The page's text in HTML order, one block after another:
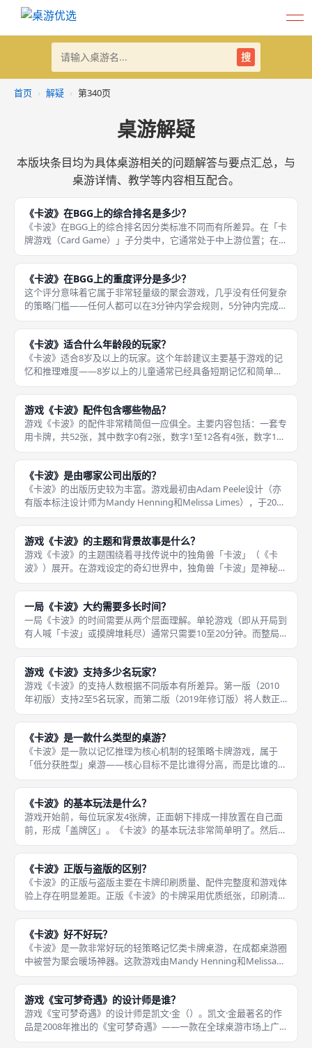
搜
首页 › 解疑 › 第340页
桌游解疑
本版块条目均为具体桌游相关的问题解答与要点汇总，与
桌游详情、教学等内容相互配合。
《卡波》在BGG上的综合排名是多少？
《卡波》在BGG上的综合排名因分类标准不同而有所差异。在「卡
牌游戏（Card Game）」子分类中，它通常处于中上游位置；在
「聚会游戏（Party Game）」子分类中也是常客。 由于BGG的排
名会随着新游戏不断上线而动态变化，具体数字每年
《卡波》在BGG上的重度评分是多少？
这个评分意味着它属于非常轻量级的聚会游戏，几乎没有任何复杂
的策略门槛——任何人都可以在3分钟内学会规则，5分钟内完成第
一局。《卡波》在BGG上的策略重度评分（Weight）通常在1.0至
1.5之间（满分为5）。 BGG的重度评分用于衡量一款
《卡波》适合什么年龄段的玩家？
《卡波》适合8岁及以上的玩家。这个年龄建议主要基于游戏的记
忆和推理难度——8岁以上的儿童通常已经具备短期记忆和简单数
字运算能力，能够在成人指导下掌握游戏规则。 游戏本身没有过
多的文字阅读需求，卡牌上的特殊能力通过图标表达（眼睛图标代
表偷看、
游戏《卡波》配件包含哪些物品？
游戏《卡波》的配件非常精简但一应俱全。主要内容包括：一套专
用卡牌，共52张，其中数字0有2张，数字1至12各有4张，数字13
有2张。此外，第二版《卡波》还额外包含一本计分纸
（Scorepad）和4张玩家参考卡（Player Referenc
《卡波》是由哪家公司出版的？
《卡波》的出版历史较为丰富。游戏最初由Adam Peele设计（亦
有版本标注设计师为Mandy Henning和Melissa Limes），于2010
年首次出版。 初版由Eventide Games和Smiling Monster Gam
游戏《卡波》的主题和背景故事是什么？
游戏《卡波》的主题围绕着寻找传说中的独角兽「卡波」（《卡
波》）展开。在游戏设定的奇幻世界中，独角兽「卡波」是神秘而
令人向往的存在，它行踪不定，只有最接近它的人才能一睹真容。
每次喊出「卡波」，就是你自信地宣称自己已经足够接近独角兽，
准备结束
一局《卡波》大约需要多长时间？
一局《卡波》的时间需要从两个层面理解。单轮游戏（即从开局到
有人喊「卡波」或摸牌堆耗尽）通常只需要10至20分钟。而整局
游戏由多轮累计计分构成，当有玩家的累计得分超过100分时游戏
结束，这通常需要3至6轮，因此整局游戏时长约为30至60分钟，
游戏《卡波》支持多少名玩家？
游戏《卡波》的支持人数根据不同版本有所差异。第一版（2010
年初版）支持2至5名玩家，而第二版（2019年修订版）将人数正
式调整为2至4人。 在实际游玩中，我最推荐3人或4人局——人数
适当时，特殊能力牌的互动（如间谍牌的窥探、交换牌的换牌）
《卡波》是一款什么类型的桌游？
《卡波》是一款以记忆推理为核心机制的轻策略卡牌游戏，属于
「低分获胜型」桌游——核心目标不是比谁得分高，而是比谁的总
分最低。玩家需要在信息不完全的情况下，通过抽牌、换牌、使用
特殊能力来优化自己的手牌组合，同时要记住自己那些盖着的牌是
什么，记错
《卡波》的基本玩法是什么？
游戏开始前，每位玩家发4张牌，正面朝下排成一排放置在自己面
前，形成「盖牌区」。《卡波》的基本玩法非常简单明了。然后每
位玩家秘密查看自己4张牌中的任意2张，记住数字和位置，之后不
得再次查看。 剩余牌堆作为摸牌堆，翻开顶部1张作为弃牌堆。游
戏按
《卡波》正版与盗版的区别？
《卡波》的正版与盗版主要在卡牌印刷质量、配件完整度和游戏体
验上存在明显差距。正版《卡波》的卡牌采用优质纸张，印刷清
晰，数字和特殊能力图标边缘锐利，卡牌尺寸为标准扑克牌规格
（约63×88mm），摸起来手感顺滑。 盗版通常使用劣质卡纸，卡
牌容易
《卡波》好不好玩？
《卡波》是一款非常好玩的轻策略记忆类卡牌桌游，在成都桌游圈
中被誉为聚会暖场神器。这款游戏由Mandy Henning和Melissa
Limes共同设计，2010年首次出版，至今已有十多年的市场验证。
游戏规则相当简单——3分钟内即可教会新
游戏《宝可梦奇遇》的设计师是谁？
游戏《宝可梦奇遇》的设计师是凯文·金（）。凯文·金最著名的作
品是2008年推出的《宝可梦奇遇》——一款在全球桌游市场上广
受好评的经典轻策聚会游戏，也正是《宝可梦奇遇》的设计原型。